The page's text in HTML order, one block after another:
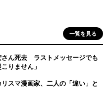
一覧を見る
さん死去 ラストメッセージでも
りません」
スマ漫画家、二人の「違い」と